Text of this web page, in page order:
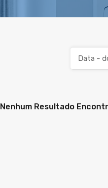
Data -
Nenhum Resultado